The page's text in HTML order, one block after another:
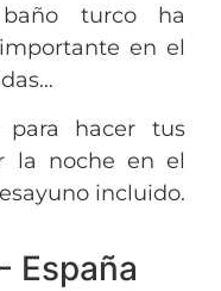
turco ha
en el
hacer tus
la noche en el
incluido.
España